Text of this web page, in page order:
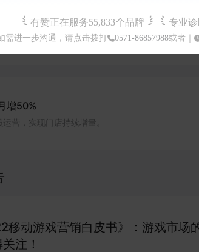
有赞正在服务55,833个品牌 专业诊
需进一步沟通，请点击拨打 0571-86857988或者｜
，实现粉丝精准沉淀与私域运营转化。
增50%
营，实现门店持续增量。
移动游戏营销白皮书》：游戏市场
注！